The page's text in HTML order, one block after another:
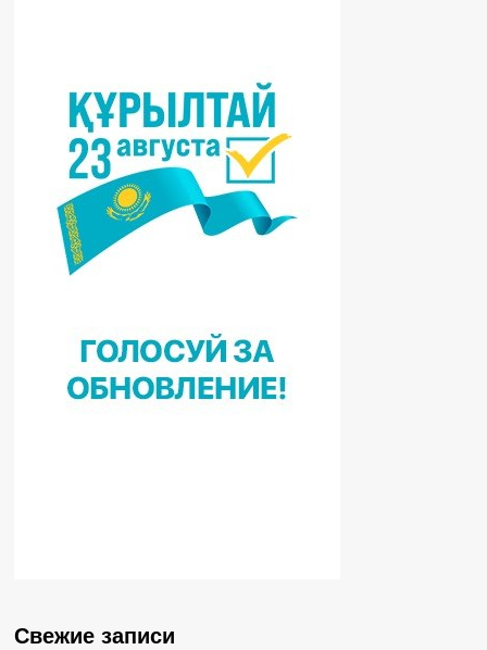
Свежие записи